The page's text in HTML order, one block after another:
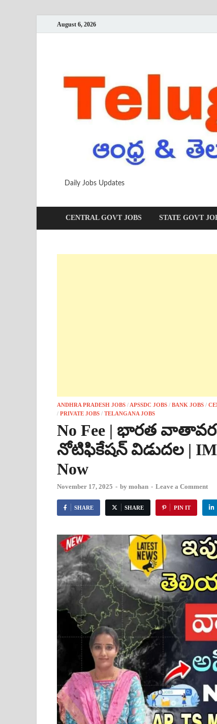
August 6, 2026
Daily Jobs Updates
CENTRAL GOVT JOBS STATE GOVT
ANDHRA PRADESH JOBS / APSSDC JOBS / BANK JOBS /
/ PRIVATE JOBS / TELANGANA JOBS
No Fee | భారత
నోటిఫికేషన్ విడుదల |
Now
November 17, 2025 - by mohan - Leave a Comment
SHARE SHARE PIN IT